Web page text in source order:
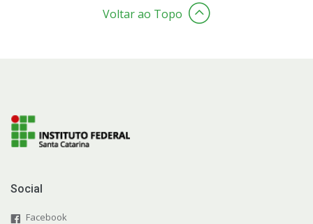
Voltar ao Topo
Social
Facebook